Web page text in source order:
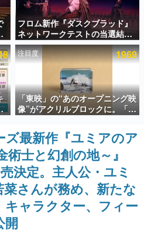
上！ ページビュー数万以上！ などな
まれた、電ファミ渾身の“殿堂入り”記
。
ターの方々に製作時のエピソードをお
企画（ゲーム）とは何か？を探ってい
いけない。『赫本』は、〈試験問題〉
ラー小説集です。
フロム新作『ダスクブラッド』
ネットワークテストの当選結果
が8月7日22時に発表。応募サイ
トのマイページから確認可能、
テスト実施は8月21日～24日
注目度 1969
「東映」の“あのオープニング映
像”がアクリルブロックに。「東
映ヒストリカル グッズコレクシ
ョン」が8月下旬より発売
ズ最新作『ユミアのア
術士と幻創の地～』
決定。主人公・ユミ
さんが務め、新たな
ャラクター、フィー
開